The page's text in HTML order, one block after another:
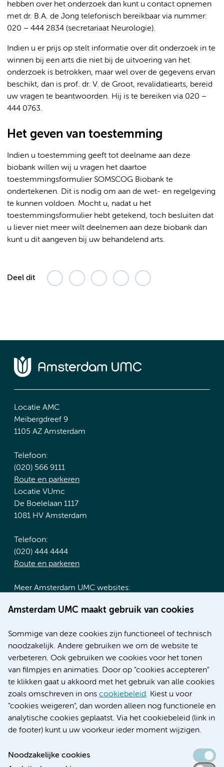
hebben over het onderzoek dan kunt u contact opnemen
met dr. B.A. de Jong telefonisch bereikbaar via nummer:
020 – 444 2834 (secretariaat Neurologie).
Indien u er prijs op stelt informatie over dit onderzoek in te
winnen bij een arts die niet bij de uitvoering van het
onderzoek is betrokken, maar wel over de gegevens ervan
beschikt, dan is prof. dr. V. de Groot, revalidatiearts, bereid
uw vragen te beantwoorden. Hij is te bereiken via 020 –
444 0763.
Het geven van toestemming
Indien u toestemming geeft tot deelname aan deze
biobank willen wij u vragen het daartoe
toestemmingsformulier SOMSCOG Biobank te
ondertekenen. Dit is nodig om aan de wet- en regelgeving
te kunnen voldoen. Mocht u, nadat u het
toestemmingsformulier hebt getekend, toch besluiten dat
u liever niet meer wilt deelnemen aan deze biobank dan
kunt u dit aangeven bij uw behandelend arts.
Deel dit
Amsterdam UMC maakt gebruik van cookies
Sommige van deze cookies zijn functioneel of technisch
noodzakelijk. Andere gebruiken we om de website te
verbeteren. Ook gebruiken we cookies voor het tonen
van filmpjes en animaties. Door op "cookies accepteren"
te klikken gaat u akkoord met het gebruik van alle cookies
zoals omschreven in ons cookiebeleid. Kiest u voor
"cookies weigeren", dan worden alleen nog functionele en
analytische cookies geplaatst. Via het cookiebeleid (link in
de footer) kunt u uw voorkeur ieder moment wijzigen.
Noodzakelijke cookies
Locatie AMC
Meibergdreef 9
1105 AZ Amsterdam
Telefoon:
(020) 566 9111
Route en parkeren
Locatie VUmc
De Boelelaan 1117
1081 HV Amsterdam
Telefoon:
(020) 444 4444
Route en parkeren
Meer Amsterdam UMC websites:
Werken bij Amsterdam UMC
Nieuws
Research
Educatie locatie AMC
Educatie locatie VUmc
Verwijzen & diagnostiek